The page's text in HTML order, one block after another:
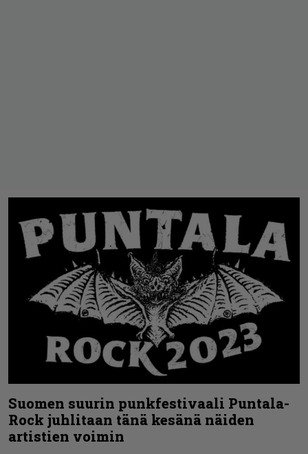
Suomen suurin punkfestivaali Puntala-
Rock juhlitaan tänä kesänä näiden
artistien voimin